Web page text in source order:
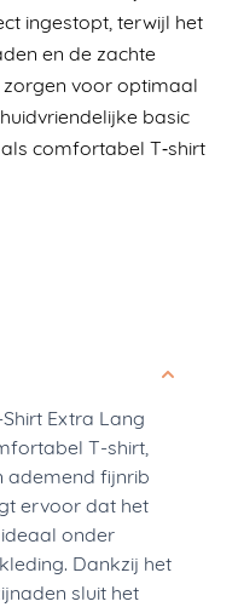
ingestopt, terwijl het
en de zachte
voor optimaal
basic
comfortabel T‑shirt
Extra Lang
T-shirt,
ademend fijnrib
ervoor dat het
onder
Dankzij het
sluit het